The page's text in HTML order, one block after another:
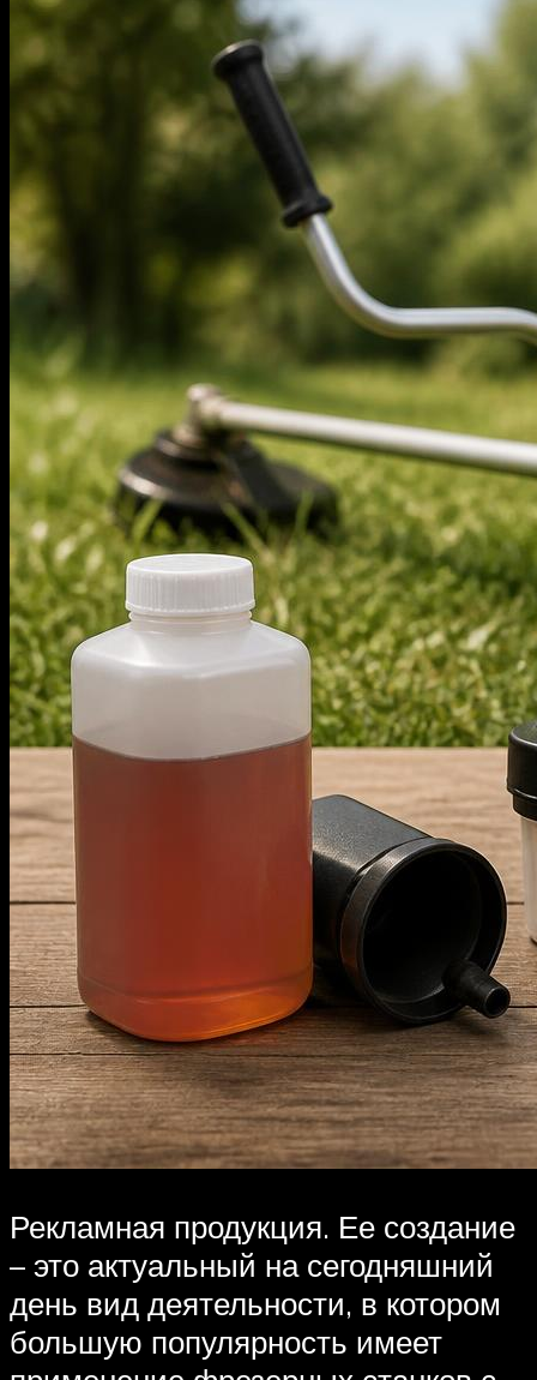
Рекламная продукция. Ее создание
– это актуальный на сегодняшний
день вид деятельности, в котором
большую популярность имеет